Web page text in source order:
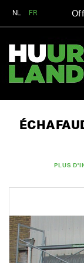
NL FR
PLUS